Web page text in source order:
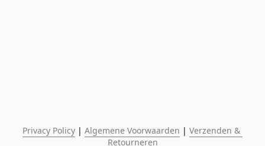
Privacy Policy | Algemene Voorwaarden | Verzenden &
Retourneren